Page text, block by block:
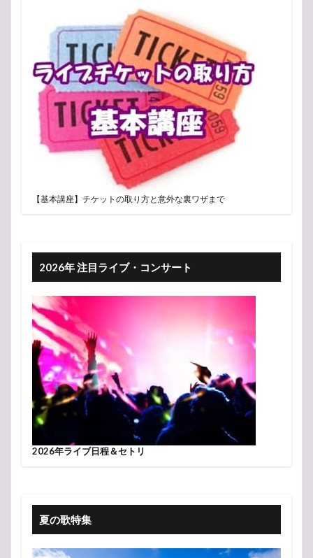
【基本講座】チケットの取り方と意外な裏ワザまで
2026年 注目ライブ・コンサート
2026年ライブ日程＆セトリ
夏の歌特集